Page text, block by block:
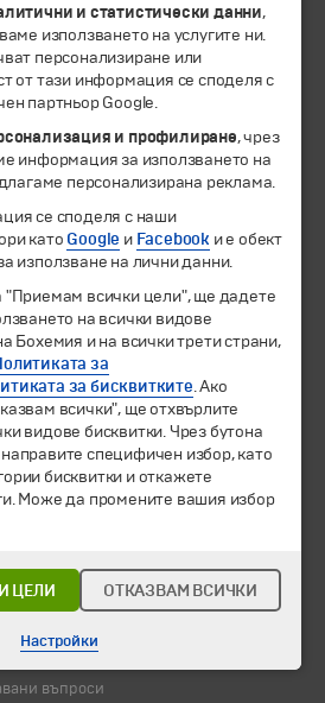
ООД.Всички права запазени.
и почивки
от А до Я
дати
обекти
обслужване
въпроси
и статистически данни,
използването на услугите ни.
персонализиране или
от тази информация се споделя с
партньор Google.
и профилиране, чрез
информация за използването на
персонализирана реклама.
се споделя с наши
като Google и Facebook и е обект
използване на лични данни.
"Приемам всички цели", ще дадете
на всички видове
Бохемия и на всички трети страни,
за
за бисквитките. Ако
всички", ще отхвърлите
видове бисквитки. Чрез бутона
специфичен избор, като
бисквитки и откажете
Може да промените вашия избор
ЦЕЛИ ОТКАЗВАМ ВСИЧКИ
Настройки